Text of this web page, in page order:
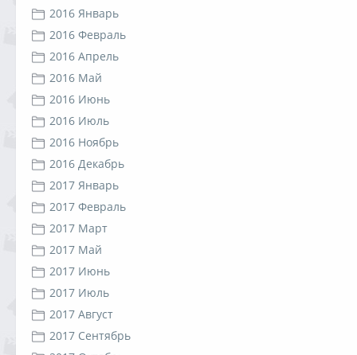
2016 Январь
2016 Февраль
2016 Апрель
2016 Май
2016 Июнь
2016 Июль
2016 Ноябрь
2016 Декабрь
2017 Январь
2017 Февраль
2017 Март
2017 Май
2017 Июнь
2017 Июль
2017 Август
2017 Сентябрь